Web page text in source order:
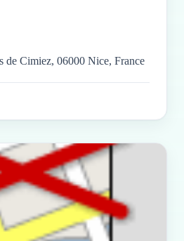
de Cimiez, 06000 Nice, France